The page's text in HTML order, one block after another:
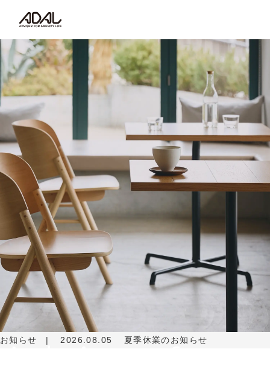
コラム
サポート情報
はたらく家具（広報誌）
最新情報/ニュース
採用情報
Japanese
Adviser for
お知らせ 2026.08.05 夏季休業のお知らせ